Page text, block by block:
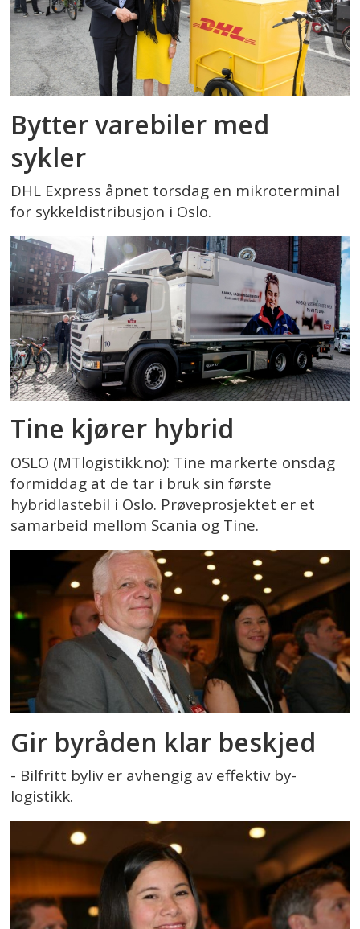
Bytter varebiler med
sykler
DHL Express åpnet torsdag en mikroterminal
for sykkeldistribusjon i Oslo.
Tine kjører hybrid
OSLO (MTlogistikk.no): Tine markerte onsdag
formiddag at de tar i bruk sin første
hybridlastebil i Oslo. Prøveprosjektet er et
samarbeid mellom Scania og Tine.
Gir byråden klar beskjed
- Bilfritt byliv er avhengig av effektiv by-
logistikk.